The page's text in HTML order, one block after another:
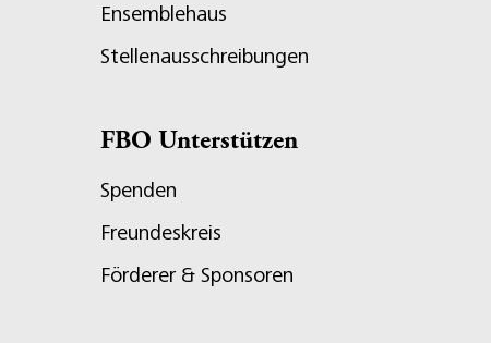
Ensemblehaus
Stellenausschreibungen
FBO Unterstützen
Spenden
Freundeskreis
Förderer & Sponsoren